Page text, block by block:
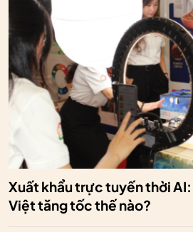
Xuất khẩu trực tuyến thời
Việt tăng tốc thế nào?